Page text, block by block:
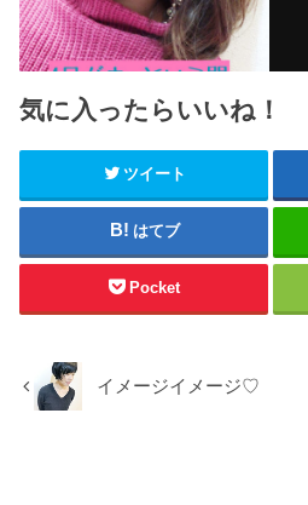
気に入ったらいいね！
ツイート
はてブ
Pocket
イメージイメージ♡